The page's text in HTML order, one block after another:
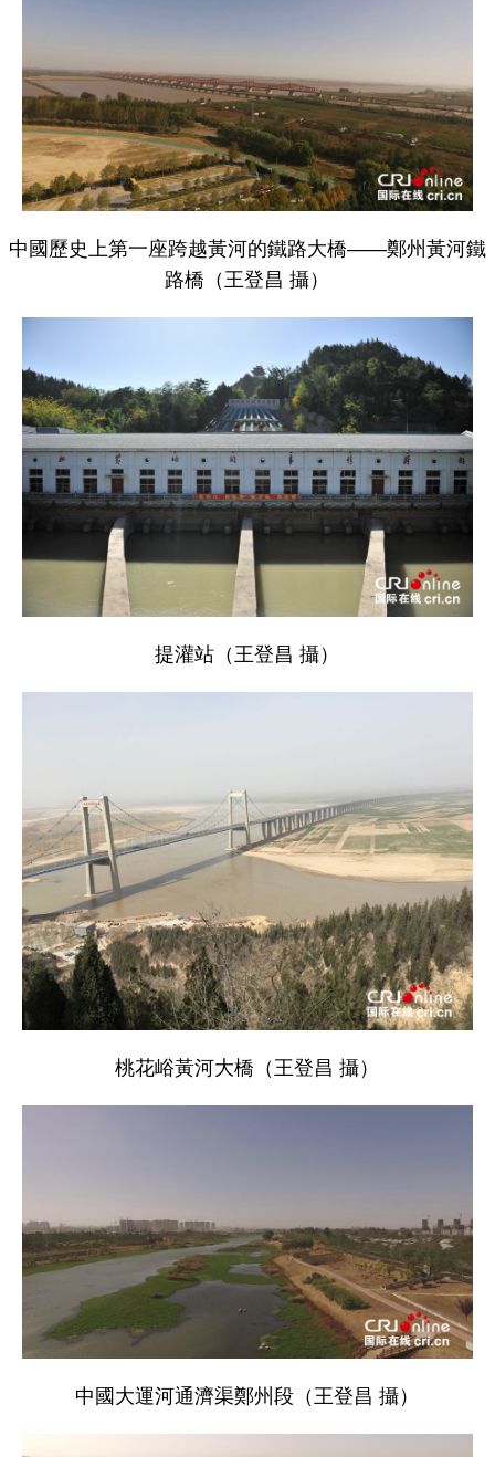
中國歷史上第一座跨越黃河的鐵路大橋——鄭州黃河鐵
路橋（王登昌 攝）
提灌站（王登昌 攝）
桃花峪黃河大橋（王登昌 攝）
中國大運河通濟渠鄭州段（王登昌 攝）